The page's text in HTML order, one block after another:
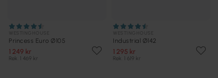
Princess Euro Ø105
1 249 kr
Rek. 1 469 kr
Industrial Ø142
1 295 kr
Rek. 1 619 kr